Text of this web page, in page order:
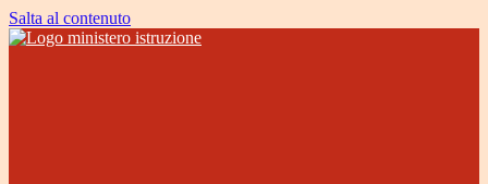
Salta al contenuto